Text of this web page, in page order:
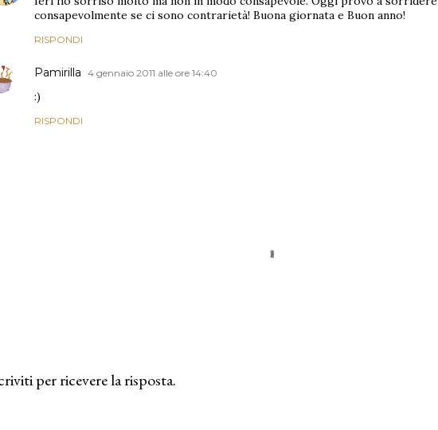
consapevolmente se ci sono contrarietà! Buona giornata e Buon anno!
RISPONDI
Pamirilla 4 gennaio 2011 alle ore 14:40
:)
RISPONDI
per ricevere la risposta.